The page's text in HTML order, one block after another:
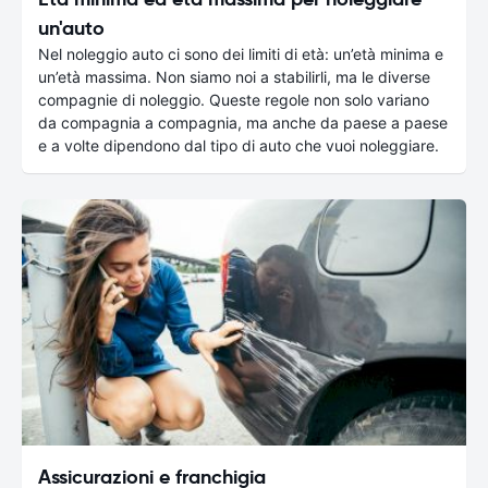
un'auto
Nel noleggio auto ci sono dei limiti di età: un’età minima e
un’età massima. Non siamo noi a stabilirli, ma le diverse
compagnie di noleggio. Queste regole non solo variano
da compagnia a compagnia, ma anche da paese a paese
e a volte dipendono dal tipo di auto che vuoi noleggiare.
Assicurazioni e franchigia